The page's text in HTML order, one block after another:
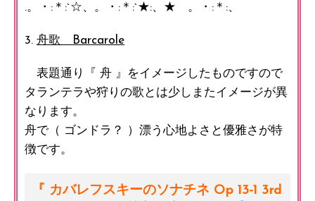
.。・:＊:`☆、。・:＊:`★:、★ 。・:＊:、
3. 舟歌 Barcarole
表題通り『 舟 』をイメージしたものですので
タランテラや狩りの歌とは少しまたイメージが異
なります。
舟で（ ゴンドラ？ ）漂う心地よさと優雅さが特
徴です。
『 カバレフスキーのソナチネ Op 13-1 3rd